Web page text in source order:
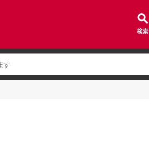
検索